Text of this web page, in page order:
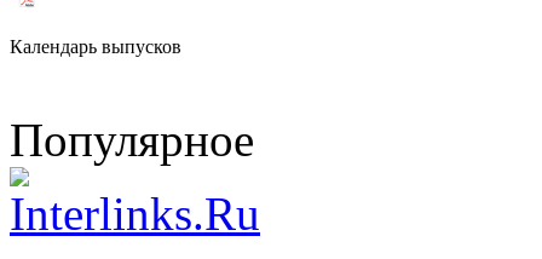
Календарь выпусков
Популярное